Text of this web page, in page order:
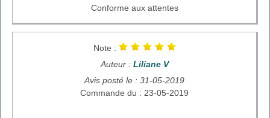
Conforme aux attentes
Note :
Auteur : Liliane V
Avis posté le : 31-05-2019
Commande du : 23-05-2019